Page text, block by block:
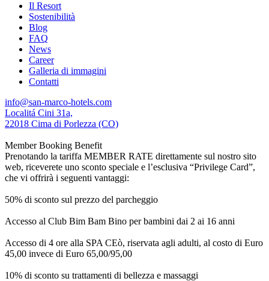
Il Resort
Sostenibilità
Blog
FAQ
News
Career
Galleria di immagini
Contatti
info@san-marco-hotels.com
Localitá Cini 31a,
22018 Cima di Porlezza (CO)
Member Booking Benefit
Prenotando la tariffa MEMBER RATE direttamente sul nostro sito
web, riceverete uno sconto speciale e l’esclusiva “Privilege Card”,
che vi offrirà i seguenti vantaggi:
50% di sconto sul prezzo del parcheggio
Accesso al Club Bim Bam Bino per bambini dai 2 ai 16 anni
Accesso di 4 ore alla SPA CEò, riservata agli adulti, al costo di Euro
45,00 invece di Euro 65,00/95,00
10% di sconto su trattamenti di bellezza e massaggi